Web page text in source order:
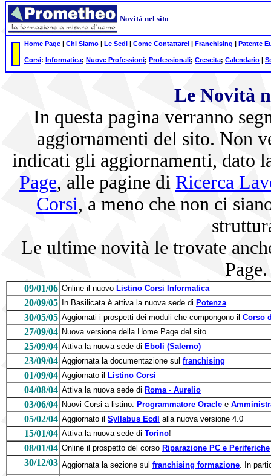
Novità nel sito
Home Page | Chi Siamo | Le Sedi | Come Contattarci | Franchising | Patente
Corsi: Informatica; Nuove Professioni; Professionali; Crescita; Calendario |
Le Novità
In questa pagina verranno
aggiornamenti del sito. Non
indicati gli aggiornamenti, dato
Page, alle pagine di Ricerca
Corsi, a meno che non ci
Le ultime novità le trovate
Page.
09/01/06 Online il nuovo Listino Corsi Informatica
20/09/05 In Basilicata è attiva la nuova sede di Potenza
30/05/05 Aggiornati i prospetti dei moduli che compongono il Corso
27/09/04 Nuova versione della Home Page del sito
25/09/04 Attiva la nuova sede di Eboli (Salerno)
23/09/04 Aggiornata la documentazione sul franchising
01/09/04 Aggiornato il Listino Corsi
04/08/04 Attiva la nuova sede di Roma - Aurelio
03/06/04 Nuovi Corsi a listino: Programmatore Oracle e
05/02/04 Aggiornato il Syllabus Ecdl alla nuova versione 4.0
15/01/04 Attiva la nuova sede di Torino!
08/01/04 Online il prospetto del corso Riparazione PC e Periferiche
30/12/03 Aggiornata la sezione sul franchising formazione. In